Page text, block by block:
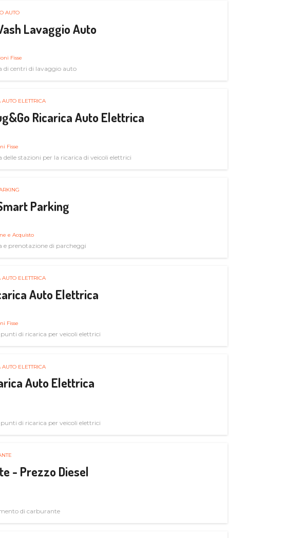
AUTO
Lavaggio Auto
Fisse
di centri di lavaggio auto
AUTO ELETTRICA
Ricarica Auto Elettrica
Fisse
delle stazioni per la ricarica di veicoli elettrici
Parking
e Acquisto
e prenotazione di parcheggi
AUTO ELETTRICA
Auto Elettrica
Fisse
di ricarica per veicoli elettrici
AUTO ELETTRICA
Auto Elettrica
di ricarica per veicoli elettrici
- Prezzo Diesel
di carburante